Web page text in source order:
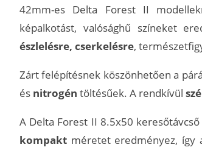
42mm-es Delta Forest II
képalkotást, valósághű színeket
észlelésre, cserkelésre,
Zárt felépítésnek köszönhetően a
és nitrogén töltésűek. A rendkívül
A Delta Forest II 8.5x50
kompakt méretet eredményez, így